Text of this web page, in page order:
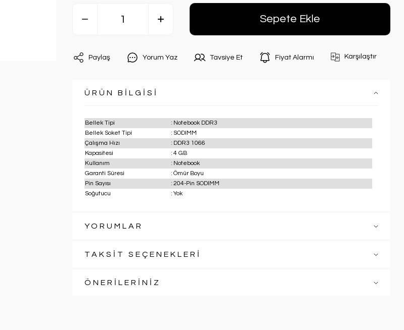
Sepete Ekle
Paylaş Yorum Yaz Tavsiye Et Fiyat Alarmı Karşılaştır
ÜRÜN BİLGİSİ
Bellek Tipi : Notebook DDR3
Bellek Soket Tipi
: SODIMM
Çalışma Hızı
: DDR3 1066
Kapasitesi
: 4 GB
Kullanım
: Notebook
Garanti Süresi
: Ömür Boyu
Pin Sayısı
: 204-Pin SODIMM
Soğutucu
: Yok
YORUMLAR
TAKSİT SEÇENEKLERİ
ÖNERİLERİNİZ